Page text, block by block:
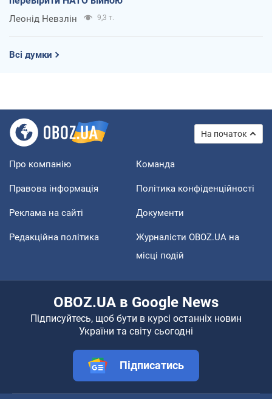
Леонід Невзлін 9,3 т.
Всі думки
На початок
Про компанію Команда
Правова інформація Політика конфіденційності
Реклама на сайті Документи
Редакційна політика
Журналісти OBOZ.UA на
місці подій
OBOZ.UA в Google News
Підписуйтесь, щоб бути в курсі останніх новин
України та світу сьогодні
Підписатись